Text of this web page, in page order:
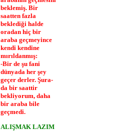
beklemiş. Bir
saatten fazla
beklediği halde
oradan hiç bir
araba geçmeyince
kendi kendine
mırıldanmış:
-Bir de şu fani
dünyada her şey
geçer derler. Şura­
da bir saattir
bekliyorum, daha
bir araba bile
geçmedi.
ALIŞMAK LAZIM